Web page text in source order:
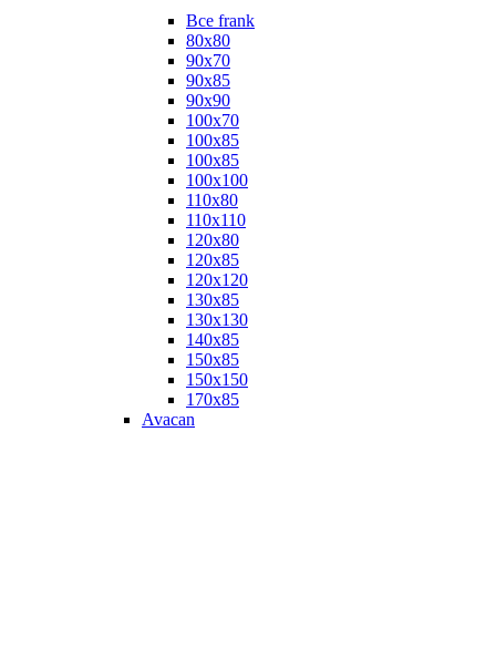
Все frank
80х80
90х70
90х85
90х90
100х70
100х85
100х85
100х100
110х80
110х110
120х80
120х85
120х120
130х85
130х130
140х85
150х85
150х150
170х85
Avacan